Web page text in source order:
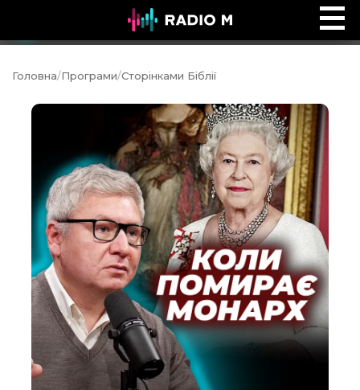
Ефір Radio M
Головна/Програми/Сторінками Біблії